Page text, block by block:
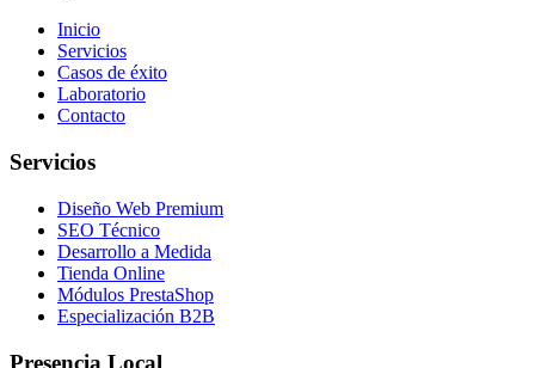
Inicio
Servicios
Casos de éxito
Laboratorio
Contacto
Servicios
Diseño Web Premium
SEO Técnico
Desarrollo a Medida
Tienda Online
Módulos PrestaShop
Especialización B2B
Presencia Local